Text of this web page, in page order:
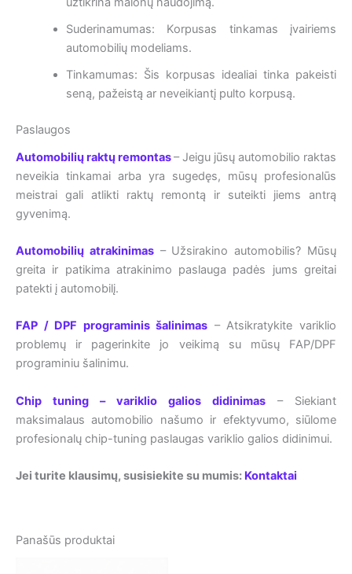
Suderinamumas: Korpusas tinkamas įvairiems
automobilių modeliams.
Tinkamumas: Šis korpusas idealiai tinka pakeisti
seną, pažeistą ar neveikiantį pulto korpusą.
Paslaugos
Automobilių raktų remontas– Jeigu jūsų automobilio raktas
neveikia tinkamai arba yra sugedęs, mūsų profesionalūs
meistrai gali atlikti raktų remontą ir suteikti jiems antrą
gyvenimą.
Automobilių atrakinimas– Užsirakino automobilis? Mūsų
greita ir patikima atrakinimo paslauga padės jums greitai
patekti į automobilį.
FAP / DPF programinis šalinimas – Atsikratykite variklio
problemų ir pagerinkite jo veikimą su mūsų FAP/DPF
programiniu šalinimu.
Chip tuning – variklio galios didinimas – Siekiant
maksimalaus automobilio našumo ir efektyvumo, siūlome
profesionalų chip-tuning paslaugas variklio galios didinimui.
Jei turite klausimų, susisiekite su mumis: Kontaktai
Panašūs produktai